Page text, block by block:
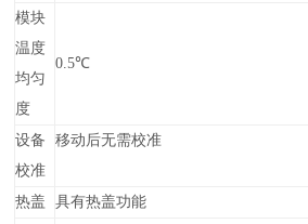
模块
温度
均匀
度
0.5℃
设备
校准
移动后无需校准
热盖
具有热盖功能